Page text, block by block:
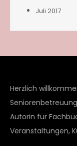
Juli 2017
Herzlich
Autorin für
Veranstaltungen,